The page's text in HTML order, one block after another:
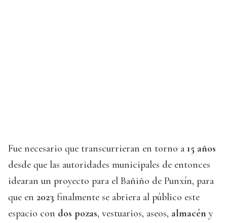
Fue necesario que transcurrieran en torno a 15 años
desde que las autoridades municipales de entonces
idearan un proyecto para el Bañiño de Punxín, para
que en 2023 finalmente se abriera al público este
espacio con dos pozas, vestuarios, aseos, almacén y